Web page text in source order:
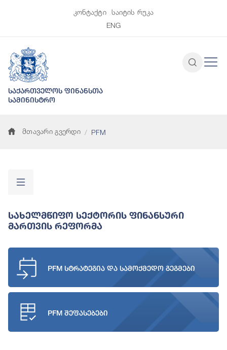
კონტაქტი
საიტის რუკა
ENG
საქართველოს ფინანსთა
სამინისტრო
მთავარი გვერდი PFM
Სახელმწიფო Სექტორის Ფინანსური
Მართვის Რეფორმა
PFM სტრატეგია და სამოქმედო გეგმები
PFM შეფასებები